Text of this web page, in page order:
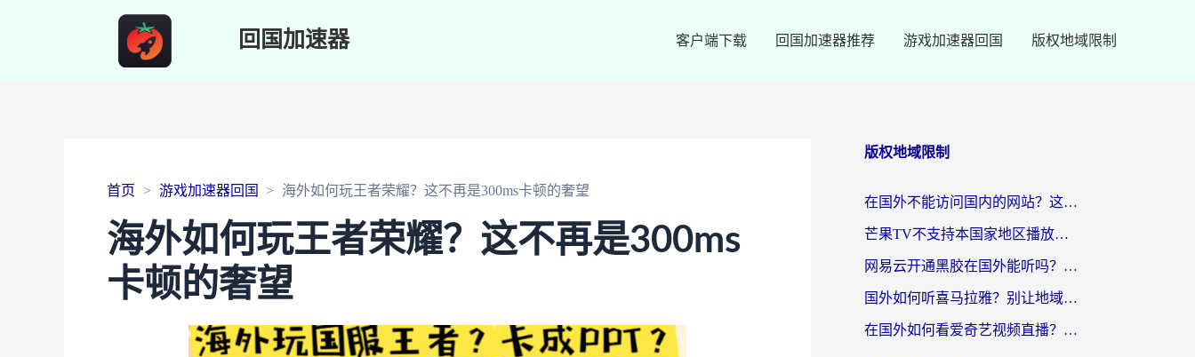
回国加速器 客户端下载 回国加速器推荐 游戏加速器回国 版权地域限制
首页 游戏加速器回国 海外如何玩王者荣耀？这不再是300ms卡顿的奢望
海外如何玩王者荣耀？这不再是300ms
卡顿的奢望
版权地域限制
在国外不能访问国内的网站？这篇攻略帮你无缝连接家乡资源
芒果TV不支持本国家地区播放该怎么解决？海外党追剧看片的终极指南
网易云开通黑胶在国外能听吗？海外党亲测有效的回国听音乐方案
国外如何听喜马拉雅？别让地域限制，断了你的中文声音陪伴
在国外如何看爱奇艺视频直播？海外党亲测有效的回国加速器指南